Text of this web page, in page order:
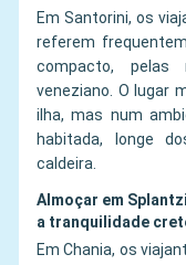
Em Santorini, os
referem
compacto,
veneziano. O lugar
ilha, mas num
habitada, longe
caldeira.
Almoçar em
a tranquilidade
Em Chania, os